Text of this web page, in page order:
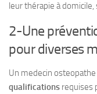
leur thérapie à
2-Une
pour diverses
Un medecin
qualifications requises